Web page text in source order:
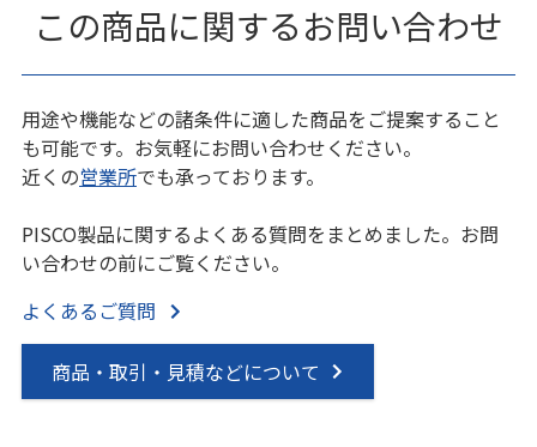
この商品に関するお問い合わせ
用途や機能などの諸条件に適した商品をご提案すること
も可能です。お気軽にお問い合わせください。
近くの営業所でも承っております。
PISCO製品に関するよくある質問をまとめました。お問
い合わせの前にご覧ください。
よくあるご質問
商品・取引・見積などについて